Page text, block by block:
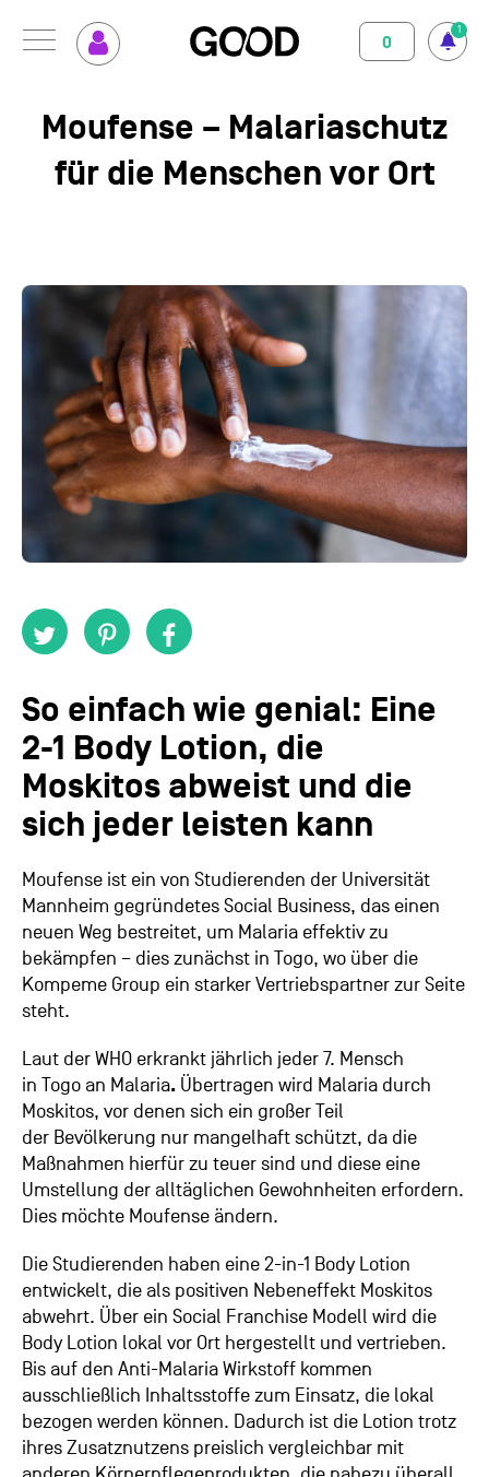
Menu
1
0
So funktioniert GOOD
Abo abschliessen
Klimapositiv
Magazin
Spenden
Nutzungsbedingungen Datenschutz Impressum
Moufense – Malariaschutz
für die Menschen vor Ort
So einfach wie genial: Eine
2-1 Body Lotion, die
Moskitos abweist und die
sich jeder leisten kann
Moufense ist ein von Studierenden der Universität
Mannheim gegründetes Social Business, das einen
neuen Weg bestreitet, um Malaria effektiv zu
bekämpfen – dies zunächst in Togo, wo über die
Kompeme Group ein starker Vertriebspartner zur Seite
steht.
Laut der WHO erkrankt jährlich jeder 7. Mensch
in Togo an Malaria.Übertragen wird Malaria durch
Moskitos, vor denen sich ein großer Teil
der Bevölkerung nur mangelhaft schützt, da die
Maßnahmen hierfür zu teuer sind und diese eine
Umstellung der alltäglichen Gewohnheiten erfordern.
Dies möchte Moufense ändern.
Die Studierenden haben eine 2-in-1 Body Lotion
entwickelt, die als positiven Nebeneffekt Moskitos
abwehrt. Über ein Social Franchise Modell wird die
Body Lotion lokal vor Ort hergestellt und vertrieben.
Bis auf den Anti-Malaria Wirkstoff kommen
ausschließlich Inhaltsstoffe zum Einsatz, die lokal
bezogen werden können. Dadurch ist die Lotion trotz
ihres Zusatznutzens preislich vergleichbar mit